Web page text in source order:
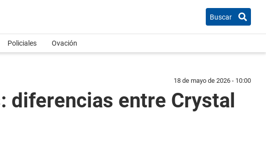
Buscar
Policiales Ovación
18 de mayo de 2026 - 10:00
diferencias entre Crystal